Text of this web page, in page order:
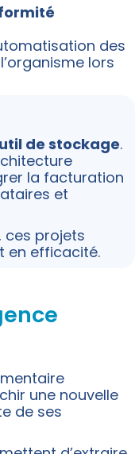
des
lors
de stockage.
la facturation
et
ces projets
en efficacité.
une nouvelle
de ses